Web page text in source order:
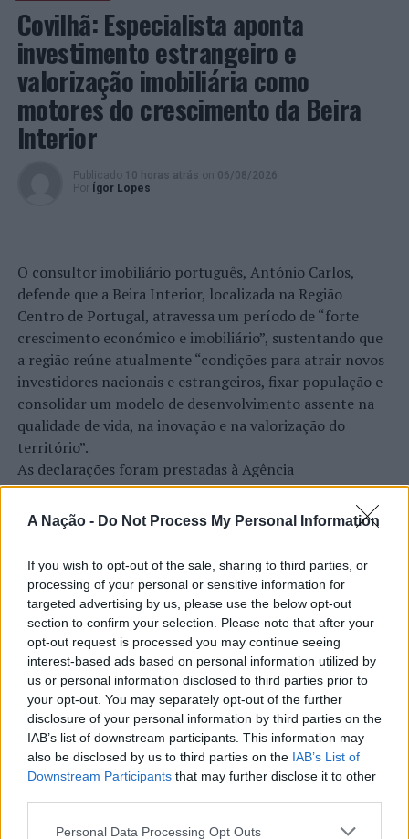
A Nação - Do Not Process My Personal Information
If you wish to opt-out of the sale, sharing to third parties, or
processing of your personal or sensitive information for
targeted advertising by us, please use the below opt-out
section to confirm your selection. Please note that after your
opt-out request is processed you may continue seeing
interest-based ads based on personal information utilized by
us or personal information disclosed to third parties prior to
your opt-out. You may separately opt-out of the further
disclosure of your personal information by third parties on the
IAB’s list of downstream participants. This information may
also be disclosed by us to third parties on the IAB’s List of
Downstream Participants that may further disclose it to other
Personal Data Processing Opt Outs
Covilhã: Especialista aponta
investimento estrangeiro e
valorização imobiliária como
motores do crescimento da Beira
Interior
Publicado 10 horas atrás on 06/08/2026
Por
Ígor Lopes
O consultor imobiliário português, António Carlos,
defende que a Beira Interior, localizada na Região
Centro de Portugal, atravessa um período de “forte
crescimento económico e imobiliário”, sustentando que
a região reúne atualmente “condições para atrair novos
investidores nacionais e estrangeiros, fixar população e
consolidar um modelo de desenvolvimento assente na
qualidade de vida, na inovação e na valorização do
território”.
As declarações foram prestadas à Agência
Incomparáveis no âmbito de mais uma edição da Feira de
São Tiago, que decorreu entre os dias 16 e 26 de julho,
na Covilhã, sendo considerada um dos mais antigos
certames populares de Portugal. Com origens medievais
e realizada anualmente na “Cidade Neve”, a feira conjuga
tradição, atividade económica, comércio, gastronomia,
animação cultural e divulgação empresarial,
constituindo um dos principais momentos de promoção
do município e da Beira Interior.
Para António Carlos, o crescimento alcançado ao longo
dos últimos anos representa o cumprimento dos
objetivos que traçou quando iniciou o seu percurso no
setor imobiliário. O empresário considera que o
CONTINUAR A LER
Rio de Janeiro: Governo do Estado
propõe parceria com a FUNCEX para
“reforçar inteligência sobre
comércio exterior”
Publicado 10 horas atrás on 06/08/2026